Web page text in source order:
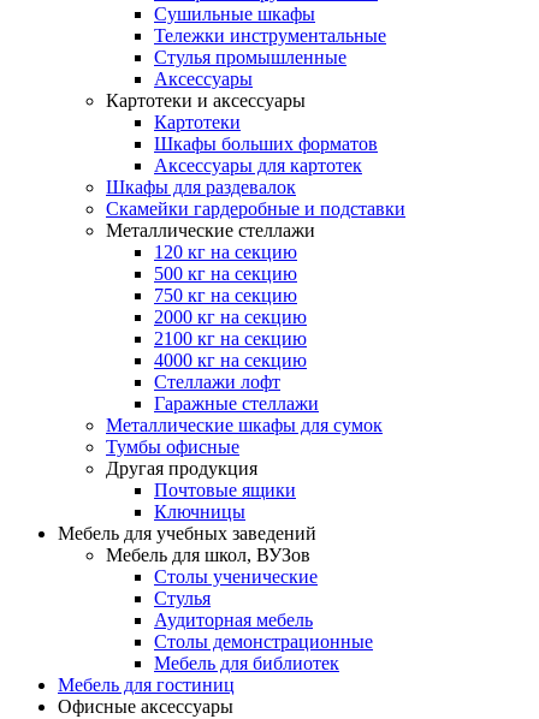
Сушильные шкафы
Тележки инструментальные
Стулья промышленные
Аксессуары
Картотеки и аксессуары
Картотеки
Шкафы больших форматов
Аксессуары для картотек
Шкафы для раздевалок
Скамейки гардеробные и подставки
Металлические стеллажи
120 кг на секцию
500 кг на секцию
750 кг на секцию
2000 кг на секцию
2100 кг на секцию
4000 кг на секцию
Стеллажи лофт
Гаражные стеллажи
Металлические шкафы для сумок
Тумбы офисные
Другая продукция
Почтовые ящики
Ключницы
Мебель для учебных заведений
Мебель для школ, ВУЗов
Столы ученические
Стулья
Аудиторная мебель
Столы демонстрационные
Мебель для библиотек
Мебель для гостиниц
Офисные аксессуары